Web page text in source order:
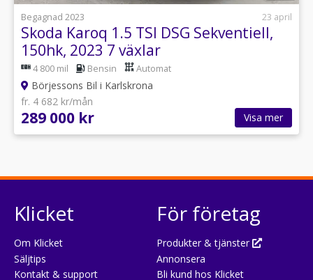
Begagnad 2023
23 april
Skoda Karoq 1.5 TSI DSG Sekventiell,
150hk, 2023 7 växlar
4 800 mil Bensin Automat
Börjessons Bil i Karlskrona
fr. 4 682 kr/mån
289 000 kr Visa mer
Klicket
Om Klicket
Säljtips
Kontakt & support
För företag
Produkter & tjänster
Annonsera
Bli kund hos Klicket